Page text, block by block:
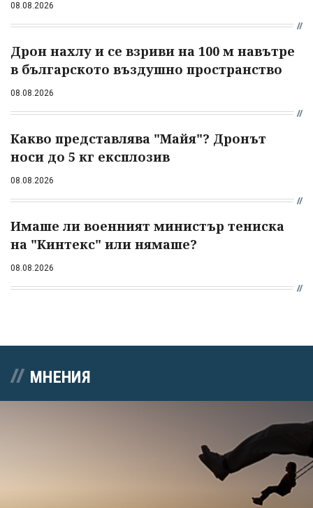
08.08.2026
Дрон нахлу и се взриви на 100 м навътре
в българското въздушно пространство
08.08.2026
Какво представлява "Майя"? Дронът
носи до 5 кг експлозив
08.08.2026
Имаше ли военният министър тениска
на "Кинтекс" или нямаше?
08.08.2026
МНЕНИЯ